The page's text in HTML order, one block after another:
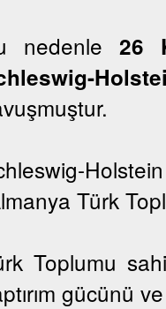
nedenle26
Türk
Toplumu
gücünü